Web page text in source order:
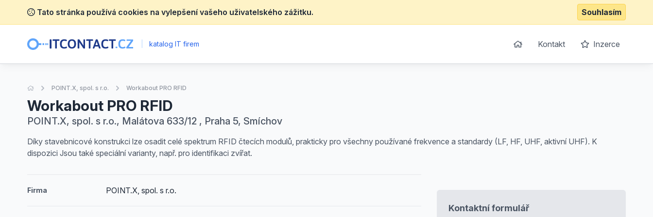
Tato stránka používá cookies na vylepšení vašeho uživatelského zážitku. Souhlasím
katalog IT firem Kontakt Inzerce
Úvodní stránka
POINT.X, spol. s r.o. Workabout PRO RFID
Workabout PRO RFID
POINT.X, spol. s r.o., Malátova 633/12 , Praha 5, Smíchov
Díky stavebnicové konstrukci lze osadit celé spektrum RFID čtecích modulů, prakticky pro všechny používané frekvence a standardy (LF, HF, UHF, aktivní UHF). K
dispozici Jsou také speciální varianty, např. pro identifikaci zvířat.
Firma POINT.X, spol. s r.o.
Kontaktní formulář